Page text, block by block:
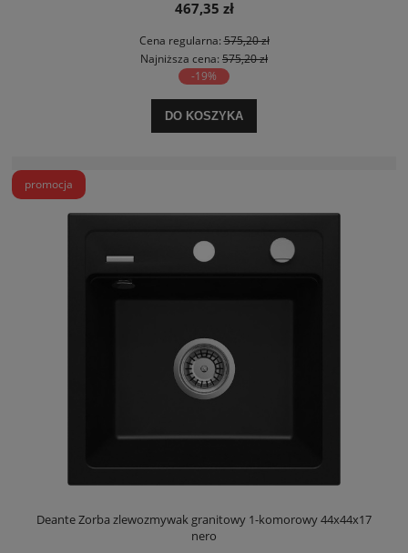
467,35 zł
Cena regularna:575,20 zł
Najniższa cena: 575,20 zł
-19%
DO KOSZYKA
Deante Zorba zlewozmywak granitowy 1-komorowy 44x44x17
nero
promocja